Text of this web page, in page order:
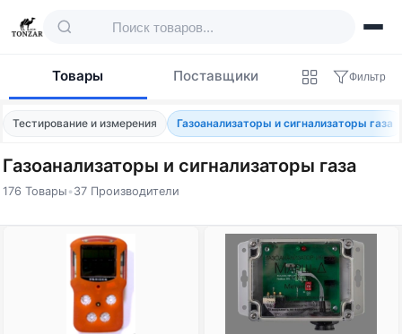
Товары Поставщики Фильтр
Тестирование и измерения Газоанализаторы и сигнализаторы газа
Газоанализаторы и сигнализаторы газа
176 Товары •37 Производители
Товары — Газоанализаторы и